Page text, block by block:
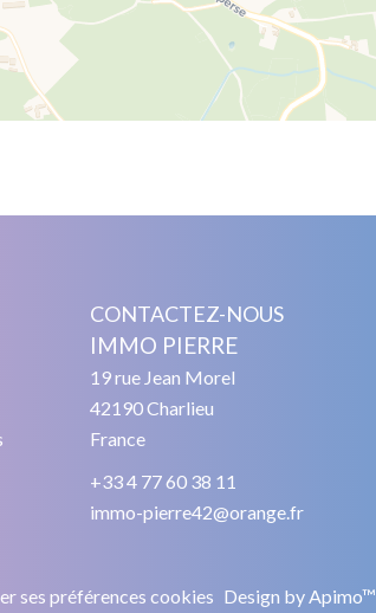
CONTACTEZ-NOUS
IMMO PIERRE
19 rue Jean Morel
42190Charlieu
France
+33 4 77 60 38 11
immo-pierre42@orange.fr
ses préférences cookies Design byApimo™